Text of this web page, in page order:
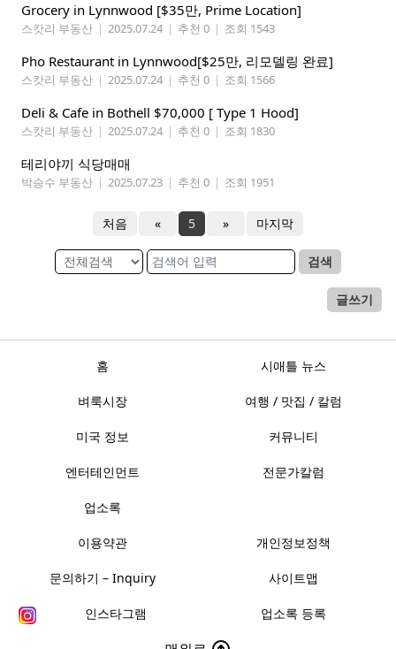
Grocery in Lynnwood [$35만, Prime Location]
스캇리 부동산 | 2025.07.24 | 추천 0 | 조회 1543
Pho Restaurant in Lynnwood[$25만, 리모델링 완료]
스캇리 부동산 | 2025.07.24 | 추천 0 | 조회 1566
Deli & Cafe in Bothell $70,000 [ Type 1 Hood]
스캇리 부동산 | 2025.07.24 | 추천 0 | 조회 1830
테리야끼 식당매매
박승수 부동산 | 2025.07.23 | 추천 0 | 조회 1951
처음 « 5 » 마지막
검색
글쓰기
홈 시애틀 뉴스
벼룩시장 여행 / 맛집 / 칼럼
미국 정보 커뮤니티
엔터테인먼트 전문가칼럼
업소록
이용약관 개인정보정책
문의하기 – Inquiry 사이트맵
인스타그램 업소록 등록